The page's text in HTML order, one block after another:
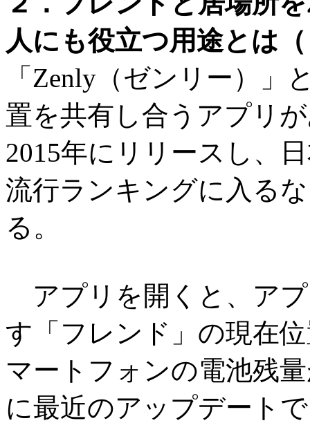
人にも役立つ用途とは
「Zenly（ゼンリー）」
置を共有し合うアプリ
2015年にリリースし、
流行ランキングに入る
る。
アプリを開くと、ア
す「フレンド」の現在
マートフォンの電池残
に最近のアップデート